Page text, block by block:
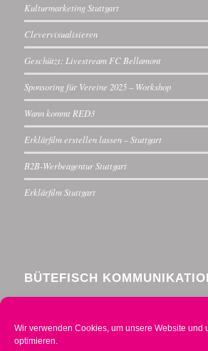
Wir verwenden Cookies, um unsere Website und
optimieren.
Kulturmarketing Stuttgart
Clevervisualisieren
Geschützt: Livestream FC Bellamont
Sponsoring für Vereine 2025 – Workshop
Wann kommt RED3
Erklärfilm erstellen lassen – Stuttgart
B2B-Werbeagentur Stuttgart
Erklärfilm Stuttgart
BÜTEFISCH
Telefon 0711 234376-0